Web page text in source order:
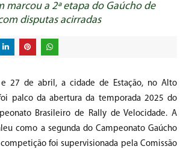
marcou a 2ª etapa do Gaúcho de
disputas acirradas
27 de abril, a cidade de Estação, no Alto
palco da abertura da temporada 2025 do
Brasileiro de Rally de Velocidade. A
como a segunda do Campeonato Gaúcho
foi supervisionada pela Comissão